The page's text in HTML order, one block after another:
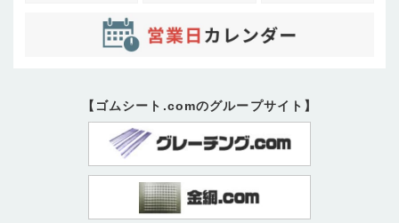
【ゴムシート.comのグループサイト】